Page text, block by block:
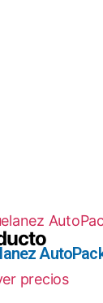
precios